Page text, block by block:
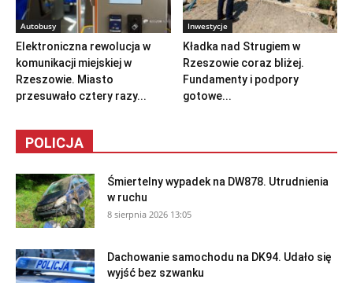
Autobusy
Elektroniczna rewolucja w
komunikacji miejskiej w
Rzeszowie. Miasto
przesuwało cztery razy...
Inwestycje
Kładka nad Strugiem w
Rzeszowie coraz bliżej.
Fundamenty i podpory
gotowe...
POLICJA
Śmiertelny wypadek na DW878. Utrudnienia
w ruchu
8 sierpnia 2026 13:05
Dachowanie samochodu na DK94. Udało się
wyjść bez szwanku